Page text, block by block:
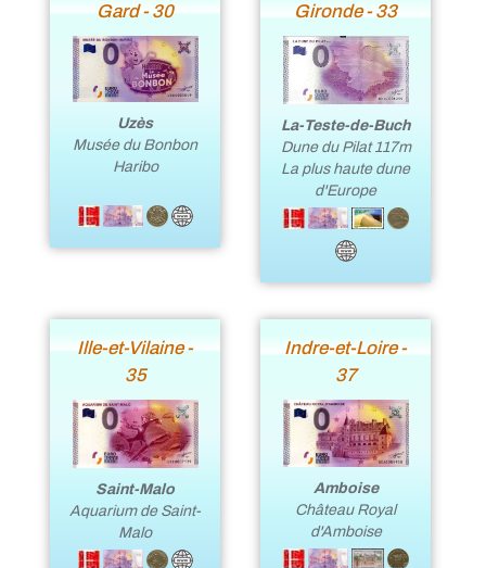
Gard - 30
Uzès
Musée du Bonbon
Haribo
Gironde - 33
La-Teste-de-Buch
Dune du Pilat 117m
La plus haute dune
d'Europe
Ille-et-Vilaine -
35
Saint-Malo
Aquarium de Saint-
Malo
Indre-et-Loire -
37
Amboise
Château Royal
d'Amboise